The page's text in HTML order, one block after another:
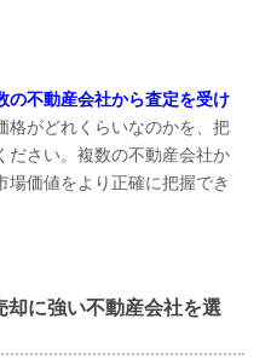
の不動産会社から査定を受け
格がどれくらいなのかを、把
ださい。複数の不動産会社か
場価値をより正確に把握でき
に強い不動産会社を選